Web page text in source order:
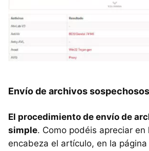
Envío de archivos sospechosos
El procedimiento de envío de
simple. Como podéis apreciar en
encabeza el artículo, en la página